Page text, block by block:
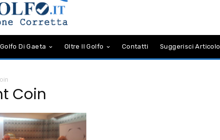
Golfo Di Gaeta Oltre Il Golfo Contatti Suggerisci Articolo
Coin